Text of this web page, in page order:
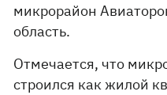
микрорайон
область.
Отмечается, что
строился как жилой